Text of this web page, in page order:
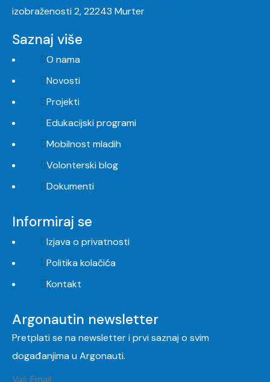
izobraženosti 2, 22243 Murter
Saznaj više
O nama
Novosti
Projekti
Edukacijski programi
Mobilnost mladih
Volonterski blog
Dokumenti
Informiraj se
Izjava o privatnosti
Politika kolačića
Kontakt
Argonautin newsletter
Pretplati se na newsletter i prvi saznaj o svim
događanjima u Argonauti.
Vaš Email